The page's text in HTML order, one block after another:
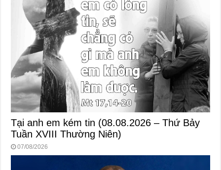
Tại anh em kém tin (08.08.2026 – Thứ Bảy
Tuần XVIII Thường Niên)
07/08/2026